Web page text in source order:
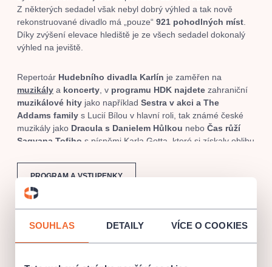
SOUHLAS DETAILY VÍCE O COOKIES
Z některých sedadel však nebyl dobrý výhled a tak nově
rekonstruované divadlo má „pouze“ 921 pohodlných míst.
Díky zvýšení elevace hlediště je ze všech sedadel dokonalý
výhled na jeviště.
Repertoár Hudebního divadla Karlín je zaměřen na
muzikály a koncerty, v programu HDK najdete zahraniční
muzikálové hity jako například Sestra v akci a The
Addams family s Lucií Bílou v hlavní roli, tak známé české
muzikály jako Dracula s Danielem Hůlkou nebo Čas růží
Sagvana Tofiho s písněmi Karla Gotta, které si získaly oblibu
obměňuje svůj repertoár o nové představení, a tak
v současnosti můžete zajít například na
podle stejnojmeného filmového hitu Filipa Renče.
V muzikálech HDK působí řada známých umělců -Lucie
PROGRAM A VSTUPENKY